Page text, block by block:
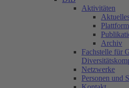
Aktivitäten
Archiv
Fachstelle für
Netzwerke
Personen und